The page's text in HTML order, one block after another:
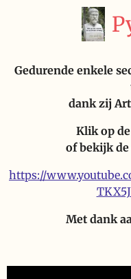
deGedurende enkele
dank zij
Klik op
of bekijk
https://
Met dank